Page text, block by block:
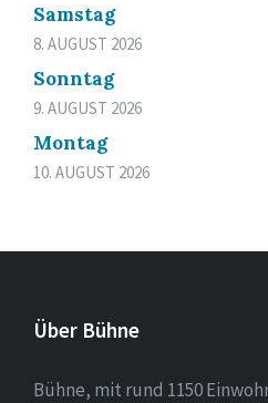
Samstag
8. AUGUST 2026
Sonntag
9. AUGUST 2026
Montag
10. AUGUST 2026
Über Bühne
Bühne, mit rund 1150